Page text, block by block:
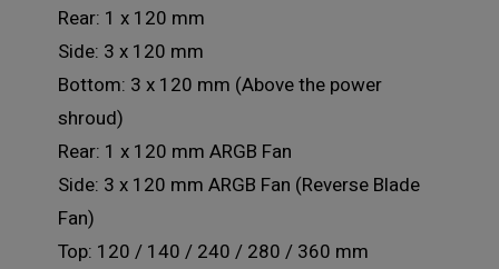
Rear: 1 x 120 mm
Side: 3 x 120 mm
Bottom: 3 x 120 mm (Above the power
shroud)
Rear: 1 x 120 mm ARGB Fan
Side: 3 x 120 mm ARGB Fan (Reverse Blade
Fan)
Top: 120 / 140 / 240 / 280 / 360 mm